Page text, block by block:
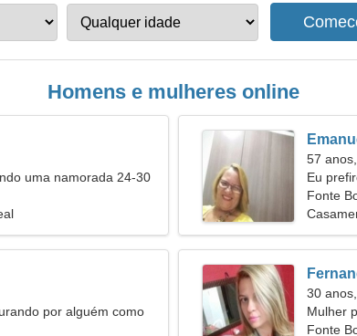
Homens e mulheres online
uma namorada 24-30
57
Eu
Fonte
por alguém como
30
Mulher
Fonte